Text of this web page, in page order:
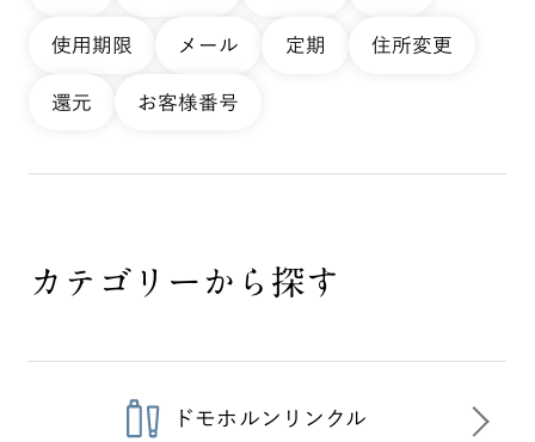
使用期限 メール 定期 住所変更
還元 お客様番号
カテゴリーから探す
ドモホルンリンクル